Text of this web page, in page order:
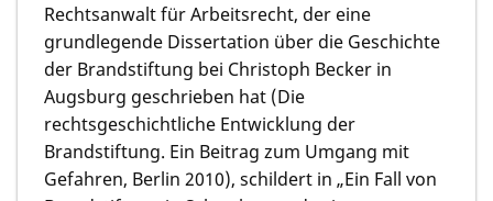
Rechtsanwalt für Arbeitsrecht, der eine
grundlegende Dissertation über die Geschichte
der Brandstiftung bei Christoph Becker in
Augsburg geschrieben hat (Die
rechtsgeschichtliche Entwicklung der
Brandstiftung. Ein Beitrag zum Umgang mit
Gefahren, Berlin 2010), schildert in „Ein Fall von